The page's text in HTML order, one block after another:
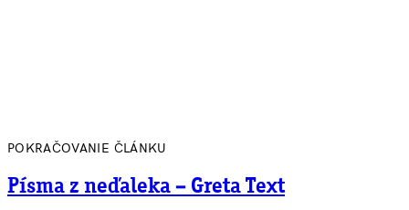
POKRAČOVANIE ČLÁNKU
Písma z neďaleka – Greta Text